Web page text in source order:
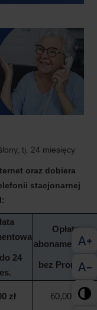
A+
A-

tj. 24 miesięcy
oraz dobiera
stacjonarnej
24
Opłata
abonamentowa
bez Promocji
zł 60,00 zł